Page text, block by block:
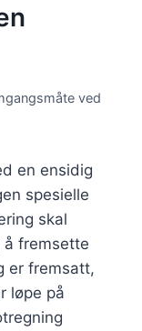
ved
en ensidig
spesielle
skal
fremsette
er fremsatt,
løpe på